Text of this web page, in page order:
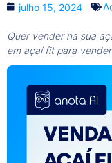
julho 15, 2024
Quer vender na sua
em açaí fit para